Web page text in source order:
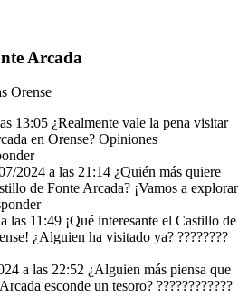
Arcada
Orense
13:05 ¿Realmente vale la pena visitar
en Orense? Opiniones
2024 a las 21:14 ¿Quién más quiere
de Fonte Arcada? ¡Vamos a explorar
las 11:49 ¡Qué interesante el Castillo de
¿Alguien ha visitado ya? ????????
a las 22:52 ¿Alguien más piensa que
esconde un tesoro? ????????????